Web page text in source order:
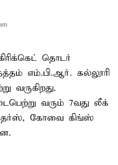
தொடர்
எம்.பி.ஆர். கல்லூரி
வருகிறது.
வரும் 7வது லீக்
கோவை கிங்ஸ்